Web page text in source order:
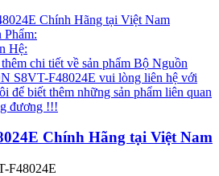
Chính Hãng tại Việt Nam
Phẩm:
Hệ:
chi tiết về sản phẩm Bộ Nguồn
S8VT-F48024E vui lòng liên hệ với
để biết thêm những sản phẩm liên quan
đương !!!
Chính Hãng tại Việt Nam
F48024E